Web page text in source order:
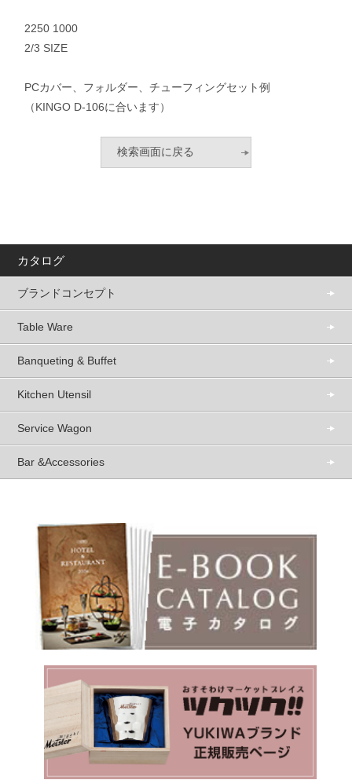
2250 1000
2/3 SIZE
PCカバー、フォルダー、チューフィングセット例
（KINGO D-106に合います）
カタログ
ブランドコンセプト
Table Ware
Banqueting & Buffet
Kitchen Utensil
Service Wagon
Bar &Accessories